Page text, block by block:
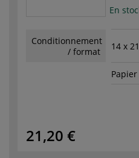
En
Conditionnement
/ format
14 x
21,20 €